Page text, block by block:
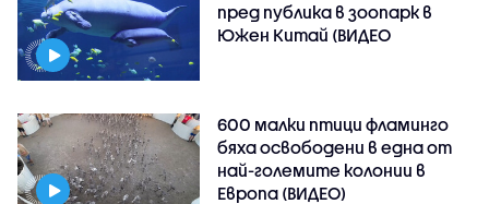
пред публика в зоопарк в
Южен Китай (ВИДЕО
600 малки птици фламинго
бяха освободени в една от
най-големите колонии в
Европа (ВИДЕО)